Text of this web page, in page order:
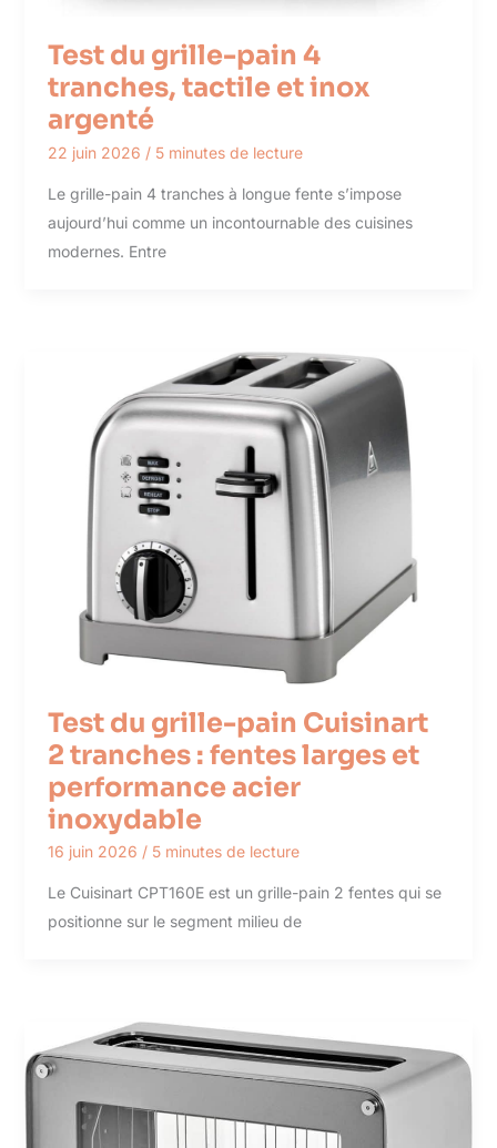
Test du grille-pain 4
tranches, tactile et inox
argenté
22 juin 2026 / 5 minutes de lecture
Le grille-pain 4 tranches à longue fente s’impose
aujourd’hui comme un incontournable des cuisines
modernes. Entre
Test du grille-pain Cuisinart
2 tranches : fentes larges et
performance acier
inoxydable
16 juin 2026 / 5 minutes de lecture
Le Cuisinart CPT160E est un grille-pain 2 fentes qui se
positionne sur le segment milieu de